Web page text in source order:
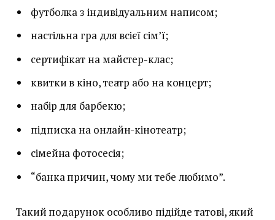
футболка з індивідуальним написом;
настільна гра для всієї сім’ї;
сертифікат на майстер-клас;
квитки в кіно, театр або на концерт;
набір для барбекю;
підписка на онлайн-кінотеатр;
сімейна фотосесія;
“банка причин, чому ми тебе любимо”.
Такий подарунок особливо підійде татові, який